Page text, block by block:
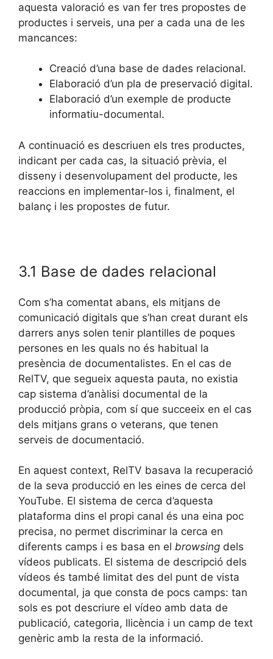
aquesta valoració es van fer tres propostes de
productes i serveis, una per a cada una de les
mancances:
Creació d’una base de dades relacional.
Elaboració d’un pla de preservació digital.
Elaboració d’un exemple de producte
informatiu-documental.
A continuació es descriuen els tres productes,
indicant per cada cas, la situació prèvia, el
disseny i desenvolupament del producte, les
reaccions en implementar-los i, finalment, el
balanç i les propostes de futur.
3.1 Base de dades relacional
Com s’ha comentat abans, els mitjans de
comunicació digitals que s’han creat durant els
darrers anys solen tenir plantilles de poques
persones en les quals no és habitual la
presència de documentalistes. En el cas de
RelTV, que segueix aquesta pauta, no existia
cap sistema d’anàlisi documental de la
producció pròpia, com sí que succeeix en el cas
dels mitjans grans o veterans, que tenen
serveis de documentació.
En aquest context, RelTV basava la recuperació
de la seva producció en les eines de cerca del
YouTube. El sistema de cerca d’aquesta
plataforma dins el propi canal és una eina poc
precisa, no permet discriminar la cerca en
diferents camps i es basa en el browsing dels
vídeos publicats. El sistema de descripció dels
vídeos és també limitat des del punt de vista
documental, ja que consta de pocs camps: tan
sols es pot descriure el vídeo amb data de
publicació, categoria, llicència i un camp de text
genèric amb la resta de la informació.